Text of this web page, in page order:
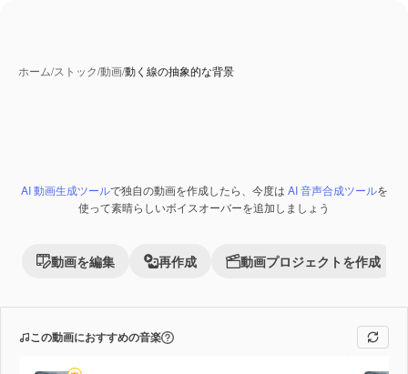
ホーム/ストック/動画/動く線の抽象的な背景
Premium
AI 動画生成ツールで独自の動画を作成したら、今度は AI 音声合成ツールを
使って素晴らしいボイスオーバーを追加しましょう
動画を編集 再作成 動画プロジェクトを作成
この動画におすすめの音楽